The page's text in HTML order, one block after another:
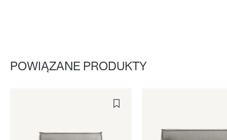
POWIĄZANE PRODUKTY